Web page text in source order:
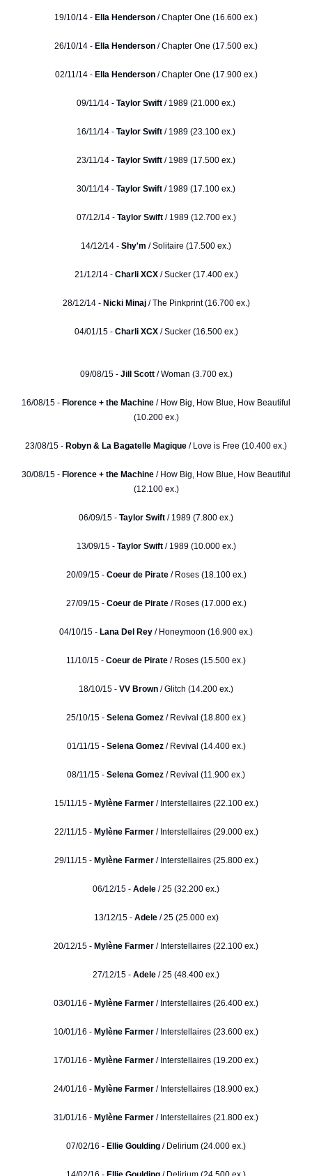
19/10/14 - Ella Henderson / Chapter One (16.600 ex.)
26/10/14 - Ella Henderson / Chapter One (17.500 ex.)
02/11/14 - Ella Henderson/ Chapter One (17.900 ex.)
09/11/14 - Taylor Swift / 1989 (21.000 ex.)
16/11/14 - Taylor Swift / 1989 (23.100 ex.)
23/11/14 - Taylor Swift / 1989 (17.500 ex.)
30/11/14 - Taylor Swift / 1989 (17.100 ex.)
07/12/14 - Taylor Swift/ 1989 (12.700 ex.)
14/12/14 - Shy'm / Solitaire (17.500 ex.)
21/12/14 - Charli XCX/ Sucker (17.400 ex.)
28/12/14 -Nicki Minaj/ The Pinkprint (16.700 ex.)
04/01/15 - Charli XCX/ Sucker (16.500 ex.)
09/08/15 - Jill Scott / Woman (3.700 ex.)
16/08/15 - Florence + the Machine / How Big, How Blue, How Beautiful
(10.200 ex.)
23/08/15 - Robyn & La Bagatelle Magique / Love is Free (10.400 ex.)
30/08/15 - Florence + the Machine / How Big, How Blue, How Beautiful
(12.100 ex.)
06/09/15 - Taylor Swift / 1989 (7.800 ex.)
13/09/15 - Taylor Swift / 1989 (10.000 ex.)
20/09/15 - Coeur de Pirate/ Roses (18.100 ex.)
27/09/15 - Coeur de Pirate/ Roses (17.000 ex.)
04/10/15 - Lana Del Rey / Honeymoon (16.900 ex.)
11/10/15 - Coeur de Pirate / Roses (15.500 ex.)
18/10/15 - VV Brown / Glitch (14.200 ex.)
25/10/15 - Selena Gomez / Revival (18.800 ex.)
01/11/15 - Selena Gomez/ Revival (14.400 ex.)
08/11/15 - Selena Gomez / Revival (11.900 ex.)
15/11/15 - Mylène Farmer/ Interstellaires (22.100 ex.)
22/11/15 - Mylène Farmer/ Interstellaires (29.000 ex.)
29/11/15 - Mylène Farmer/ Interstellaires (25.800 ex.)
06/12/15 - Adele / 25 (32.200 ex.)
13/12/15 - Adele / 25 (25.000 ex)
20/12/15 - Mylène Farmer / Interstellaires (22.100 ex.)
27/12/15 - Adele / 25 (48.400 ex.)
03/01/16 - Mylène Farmer / Interstellaires (26.400 ex.)
10/01/16 - Mylène Farmer / Interstellaires (23.600 ex.)
17/01/16 - Mylène Farmer / Interstellaires (19.200 ex.)
24/01/16 - Mylène Farmer / Interstellaires (18.900 ex.)
31/01/16 - Mylène Farmer / Interstellaires (21.800 ex.)
07/02/16 - Ellie Goulding / Delirium (24.000 ex.)